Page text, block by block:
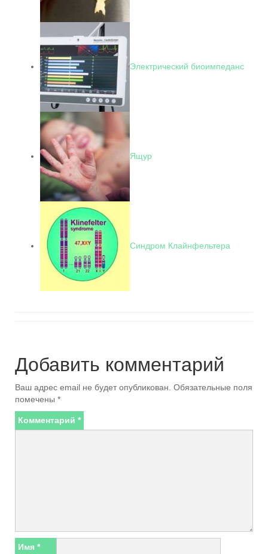
Электрический биоимпеданс
Ящур
Синдром Клайнфельтера
Добавить комментарий
Ваш адрес email не будет опубликован. Обязательные поля
помечены *
Комментарий *
Имя *